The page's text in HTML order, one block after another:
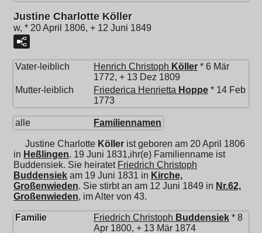
Justine Charlotte Köller
w, * 20 April 1806, + 12 Juni 1849
Vater-leiblich Henrich Christoph Köller * 6 Mär
1772, + 13 Dez 1809
Mutter-leiblich
Friederica Henrietta Hoppe * 14 Feb
1773
alle Familiennamen
Justine Charlotte Köller ist geboren am 20 April 1806
in Heßlingen. 19 Juni 1831,ihr(e) Familienname ist
Buddensiek. Sie heiratet Friedrich Christoph
Buddensiek am 19 Juni 1831 in Kirche,
Großenwieden. Sie stirbt an am 12 Juni 1849 in Nr.62,
Großenwieden, im Alter von 43.
Familie Friedrich Christoph Buddensiek * 8
Apr 1800, + 13 Mär 1874